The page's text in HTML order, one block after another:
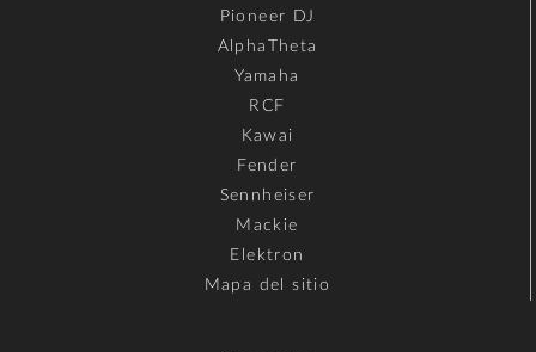
Pioneer DJ
AlphaTheta
Yamaha
RCF
Kawai
Fender
Sennheiser
Mackie
Elektron
Mapa del sitio